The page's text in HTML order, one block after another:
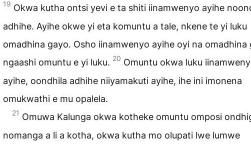
19 Okwa kutha ontsi yevi e ta shiti iinamwenyo ayihe
adhihe. Ayihe okwe yi eta komuntu a tale, nkene te yi luku
omadhina gayo. Osho iinamwenyo ayihe oyi na omadhina
ngaashi omuntu e yi luku. 20 Omuntu okwa luku
ayihe, oondhila adhihe niiyamakuti ayihe, ihe ini imonena
omukwathi e mu opalela.
21 Omuwa Kalunga okwa kotheke omuntu omposi
nomanga a li a kotha, okwa kutha mo olupati lwe lumwe